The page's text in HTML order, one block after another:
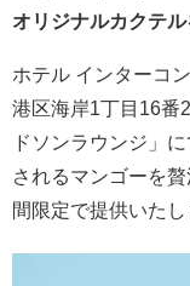
オリジナルカクテ
ホテル インターコ
港区海岸1丁目16番
ドソンラウンジ」
されるマンゴーを
間限定で提供いたし